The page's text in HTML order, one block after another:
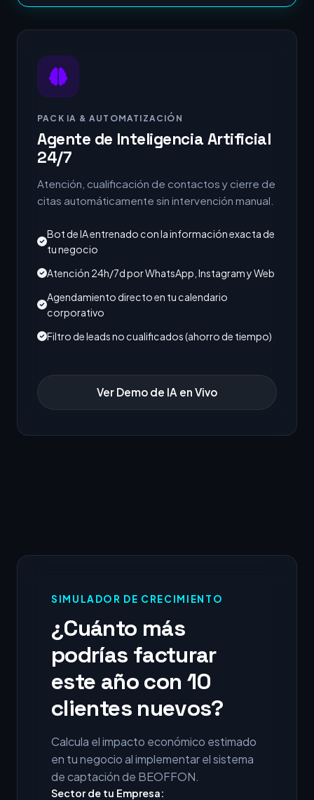
PACK IA & AUTOMATIZACIÓN
Agente de Inteligencia Artificial
24/7
Atención, cualificación de contactos y cierre de
citas automáticamente sin intervención manual.
Bot de IA entrenado con la información exacta de
tu negocio
Atención 24h/7d por WhatsApp, Instagram y Web
Agendamiento directo en tu calendario
corporativo
Filtro de leads no cualificados (ahorro de tiempo)
Ver Demo de IA en Vivo
SIMULADOR DE CRECIMIENTO
¿Cuánto más
podrías facturar
este año con 10
clientes nuevos?
Calcula el impacto económico estimado
en tu negocio al implementar el sistema
de captación de BEOFFON.
Sector de tu Empresa: